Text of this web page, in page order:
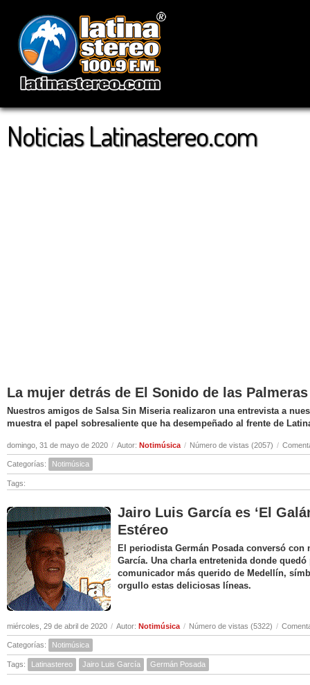
Noticias Latinastereo.com
La mujer detrás de El Sonido de las Palmeras
Nuestros amigos de Salsa Sin Miseria realizaron una entrevista a
muestra el papel sobresaliente que ha desempeñado al frente de
domingo, 31 de mayo de 2020 / Autor: Notimúsica / Número de vistas (2057) /
Categorías: Notimúsica
Tags:
Jairo Luis García es ‘El
Estéreo
El periodista Germán Posada conversó
García. Una charla entretenida donde
comunicador más querido de Medellín,
orgullo estas deliciosas líneas.
miércoles, 29 de abril de 2020 / Autor: Notimúsica / Número de vistas (5322) /
Categorías: Notimúsica
Tags: Latinastereo Jairo Luis García Germán Posada